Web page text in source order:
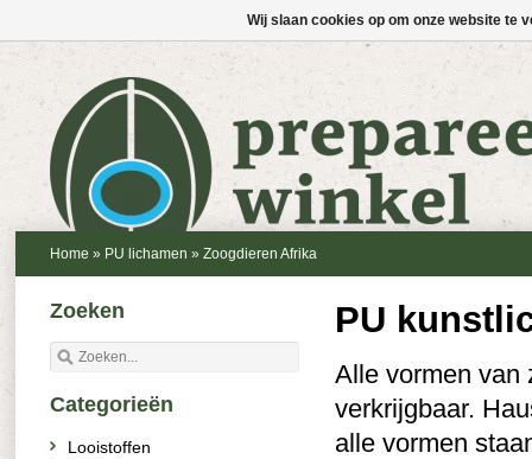
Home » PU lichamen » Zoogdieren Afrika
PU
Alle vormen van
verkrijgbaar.
alle vormen
Zoeken
Categorieën
Looistoffen
Wij slaan cookies op om onze website te